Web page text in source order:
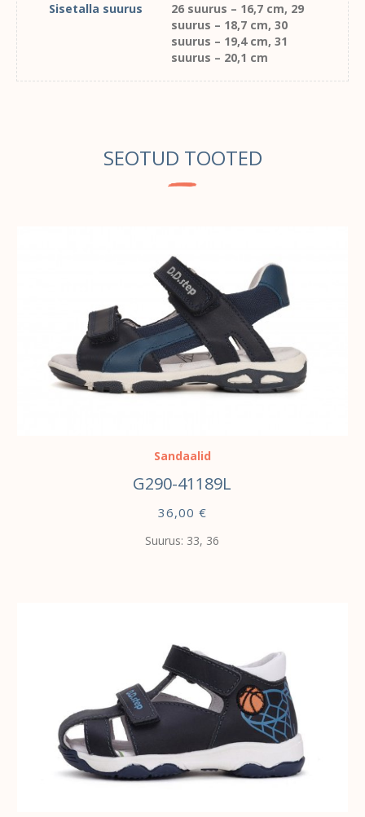
Sisetalla suurus
26 suurus – 16,7 cm, 29
suurus – 18,7 cm, 30
suurus – 19,4 cm, 31
suurus – 20,1 cm
SEOTUD TOOTED
Sandaalid
G290-41189L
36,00 €
Suurus: 33, 36